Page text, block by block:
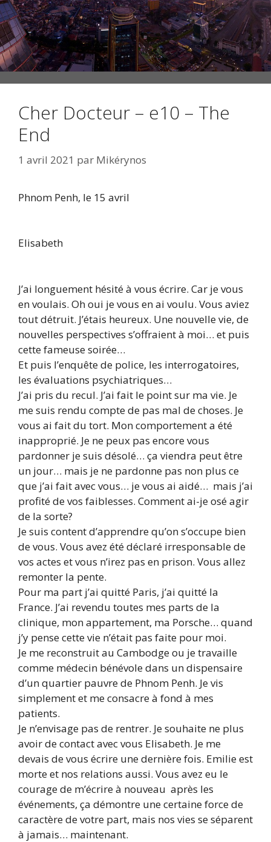
Cher Docteur – e10 – The
End
1 avril 2021 par Mikérynos
Phnom Penh, le 15 avril
Elisabeth
J’ai longuement hésité à vous écrire. Car je vous
en voulais. Oh oui je vous en ai voulu. Vous aviez
tout détruit. J’étais heureux. Une nouvelle vie, de
nouvelles perspectives s’offraient à moi… et puis
cette fameuse soirée…
Et puis l’enquête de police, les interrogatoires,
les évaluations psychiatriques…
J’ai pris du recul. J’ai fait le point sur ma vie. Je
me suis rendu compte de pas mal de choses. Je
vous ai fait du tort. Mon comportement a été
inapproprié. Je ne peux pas encore vous
pardonner je suis désolé… ça viendra peut être
un jour… mais je ne pardonne pas non plus ce
que j’ai fait avec vous… je vous ai aidé… mais j’ai
profité de vos faiblesses. Comment ai-je osé agir
de la sorte?
Je suis content d’apprendre qu’on s’occupe bien
de vous. Vous avez été déclaré irresponsable de
vos actes et vous n’irez pas en prison. Vous allez
remonter la pente.
Pour ma part j’ai quitté Paris, j’ai quitté la
France. J’ai revendu toutes mes parts de la
clinique, mon appartement, ma Porsche… quand
j’y pense cette vie n’était pas faite pour moi.
Je me reconstruit au Cambodge ou je travaille
comme médecin bénévole dans un dispensaire
d’un quartier pauvre de Phnom Penh. Je vis
simplement et me consacre à fond à mes
patients.
Je n’envisage pas de rentrer. Je souhaite ne plus
avoir de contact avec vous Elisabeth. Je me
devais de vous écrire une dernière fois. Emilie est
morte et nos relations aussi. Vous avez eu le
courage de m’écrire à nouveau après les
événements, ça démontre une certaine force de
caractère de votre part, mais nos vies se séparent
à jamais… maintenant.